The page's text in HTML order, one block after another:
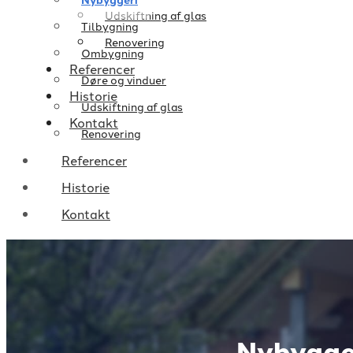
Udskiftning af glas
Renovering
Referencer
Historie
Kontakt
Tilbygning
Ombygning
Døre og vinduer
Udskiftning af glas
Renovering
Referencer
Historie
Kontakt